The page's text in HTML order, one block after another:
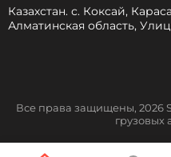
Казахстан. с. Коксай,
Алматинская область,
Все права защищены, 2026
грузовых